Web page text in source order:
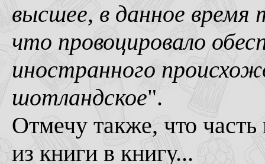
высшее, в данное время
что провоцировало
иностранного
шотландское".
Отмечу также, что часть
из книги в книгу...